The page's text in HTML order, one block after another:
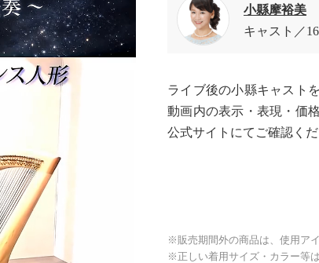
小縣摩裕美
キャスト
ライブ後の小縣キャスト
動画内の表示・表現・価
公式サイトにてご確認くだ
※販売期間外の商品は、使用ア
※正しい着用サイズ・カラー等